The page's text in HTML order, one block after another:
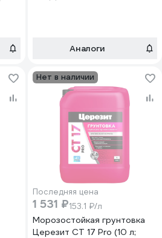
Аналоги
Нет в наличии
Последняя цена
1 531 ₽153.1 ₽/л
Морозостойкая грунтовка
Церезит CT 17 Pro (10 л;